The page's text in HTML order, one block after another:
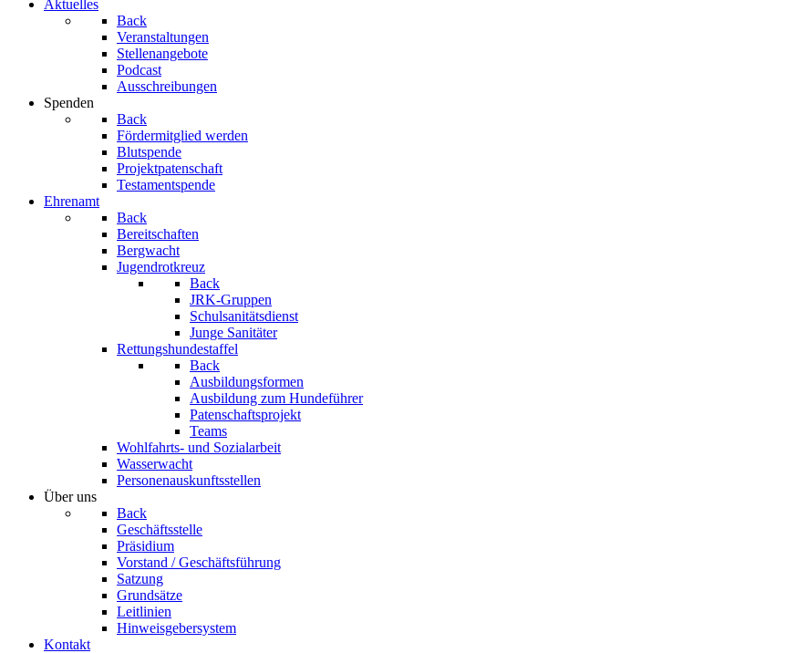
Aktuelles
Back
Veranstaltungen
Stellenangebote
Podcast
Ausschreibungen
Spenden
Back
Fördermitglied werden
Blutspende
Projektpatenschaft
Testamentspende
Ehrenamt
Back
Bereitschaften
Bergwacht
Jugendrotkreuz
Back
JRK-Gruppen
Schulsanitätsdienst
Junge Sanitäter
Rettungshundestaffel
Back
Ausbildungsformen
Ausbildung zum Hundeführer
Patenschaftsprojekt
Teams
Wohlfahrts- und Sozialarbeit
Wasserwacht
Personenauskunftsstellen
Über uns
Back
Geschäftsstelle
Präsidium
Vorstand / Geschäftsführung
Satzung
Grundsätze
Leitlinien
Hinweisgebersystem
Kontakt